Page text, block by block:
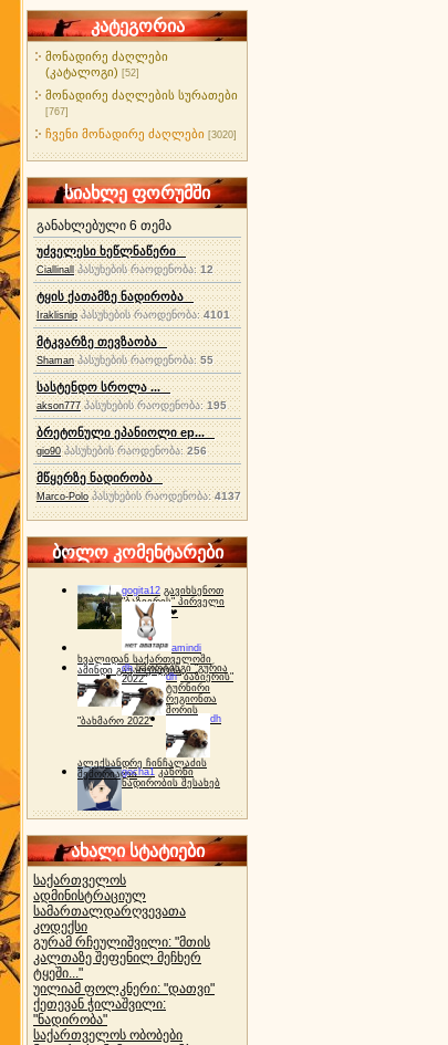
კატეგორია
მონადირე ძაღლები
(კატალოგი) [52]
მონადირე ძაღლების სურათები
[767]
ჩვენი მონადირე ძაღლები [3020]
სიახლე ფორუმში
განახლებული 6 თემა
უძველესი ხეწლნაწერი
Ciallinall პასუხების რაოდენობა:12
ტყის ქათამზე ნადირობა
Iraklisnip პასუხების რაოდენობა: 4101
მტკვარზე თევზაობა
Shaman პასუხების რაოდენობა:55
სასტენდო სროლა ...
akson777 პასუხების რაოდენობა:195
ბრეტონული ეპანიოლი ep...
gio90 პასუხების რაოდენობა:256
მწყერზე ნადირობა
Marco-Polo პასუხების რაოდენობა:4137
ბოლო კომენტარები
gogita12 გავიხსენოთ
"ბაზიერის" პირველი
ტურნირი ❤
amindi
ხვალიდან საქართველოში
ამინდი გაუარესდება
dh სპორტინგი "გურია
2022"
dh "ბაზიერის"
ტურნირი
რეგიონთა
შორის
"ბახმარო 2022"
dh
ალექსანდრე ჩინჩალაძის
მემორიალიgocha1 კანონი
ნადირობის შესახებ
ახალი სტატიები
საქართველოს
ადმინისტრაციულ
სამართალდარღვევათა
კოდექსი
გურამ რჩეულიშვილი: "მთის
კალთაზე შეფენილ მეჩხერ
ტყეში..."
უილიამ ფოლკნერი: "დათვი"
ქეთევან ჭილაშვილი:
"ნადირობა"
საქართველოს ობობები